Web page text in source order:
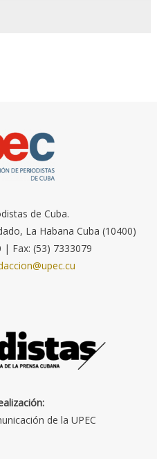
de Cuba.
La Habana Cuba (10400)
| Fax: (53) 7333079
de la UPEC